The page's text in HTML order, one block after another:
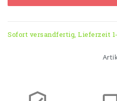
Sofort versandfertig, Lieferzeit